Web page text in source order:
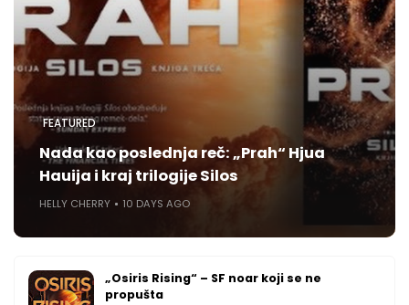
FEATURED
Nada kao poslednja reč: „Prah“ Hjua
Hauija i kraj trilogije Silos
HELLY CHERRY 10 DAYS AGO
„Osiris Rising“ – SF noar koji se ne
propušta